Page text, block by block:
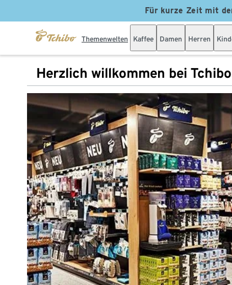
Für kurze Zeit mit
Themenwelten Kaffee Damen Herren
Herzlich willkommen bei